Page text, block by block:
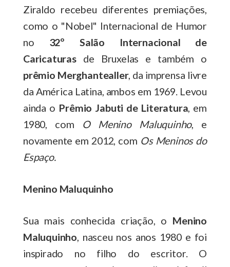
Ziraldo recebeu diferentes premiações,
como o "Nobel" Internacional de Humor
no 32º Salão Internacional de
Caricaturasde Bruxelas e também o
prêmio Merghantealler, da imprensa livre
da América Latina, ambos em 1969. Levou
ainda o Prêmio Jabuti de Literatura, em
1980, com O Menino Maluquinho, e
novamente em 2012, com Os Meninos do
Espaço.
Menino Maluquinho
Sua mais conhecida criação, o Menino
Maluquinho, nasceu nos anos 1980 e foi
inspirado no filho do escritor. O